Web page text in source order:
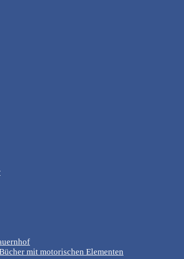
mit motorischen Elementen